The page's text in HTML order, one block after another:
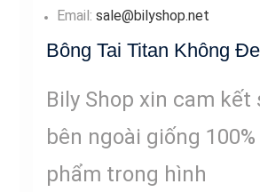
Email: sale@bilyshop.net
Bông Tai Titan Không
Bily Shop xin cam kết
bên ngoài giống 100%
phẩm trong hình